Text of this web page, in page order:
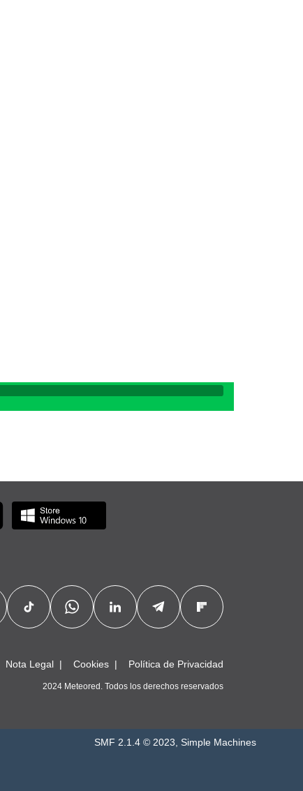
Nota Legal Cookies Política de Privacidad
2024 Meteored. Todos los derechos reservados
SMF 2.1.4 © 2023, Simple Machines